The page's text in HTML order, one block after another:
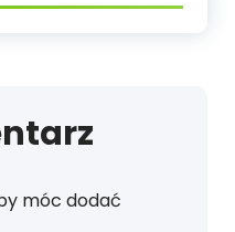
móc dodać